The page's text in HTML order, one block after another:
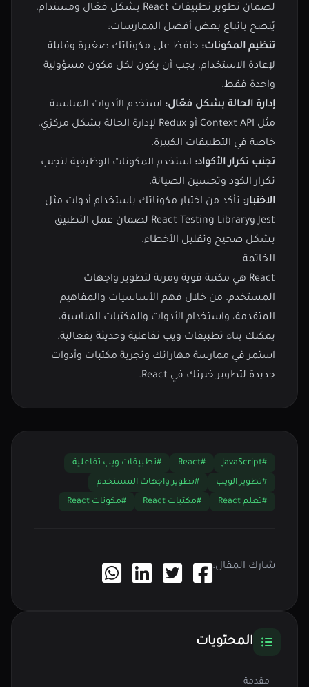
لضمان تطوير تطبيقات React بشكل فعّال ومستدام،
يُنصح باتباع بعض أفضل الممارسات:
تنظيم المكونات: حافظ على مكوناتك صغيرة وقابلة
لإعادة الاستخدام. يجب أن يكون لكل مكون مسؤولية
واحدة فقط.
إدارة الحالة بشكل فعّال: استخدم الأدوات المناسبة
مثل Context API أو Redux لإدارة الحالة بشكل مركزي،
خاصة في التطبيقات الكبيرة.
تجنب تكرار الأكواد: استخدم المكونات الوظيفية لتجنب
تكرار الكود وتحسين الصيانة.
الاختبار: تأكد من اختبار مكوناتك باستخدام أدوات مثل
Jest وReact Testing Library لضمان عمل التطبيق
بشكل صحيح وتقليل الأخطاء.
الخاتمة
React هي مكتبة قوية ومرنة لتطوير واجهات
المستخدم. من خلال فهم الأساسيات والمفاهيم
المتقدمة، واستخدام الأدوات والمكتبات المناسبة،
يمكنك بناء تطبيقات ويب تفاعلية وحديثة بفعالية.
استمر في ممارسة مهاراتك وتجربة مكتبات وأدوات
جديدة لتطوير خبرتك في React.
#JavaScript
#React
#تطبيقات ويب تفاعلية
#تطوير الويب
#تطوير واجهات المستخدم
#تعلم React
#مكتبات React #مكونات React
شارك المقال:
المحتويات
مقدمة